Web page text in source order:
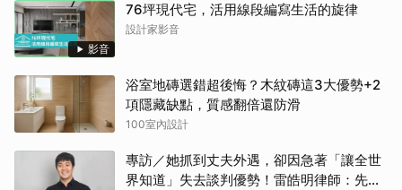
影音
76坪現代宅，活用線段編寫生活的旋律
設計家影音
浴室地磚選錯超後悔？木紋磚這3大優勢+2
項隱藏缺點，質感翻倍還防滑
100室內設計
專訪／她抓到丈夫外遇，卻因急著「讓全世
界知道」失去談判優勢！雷皓明律師：先守